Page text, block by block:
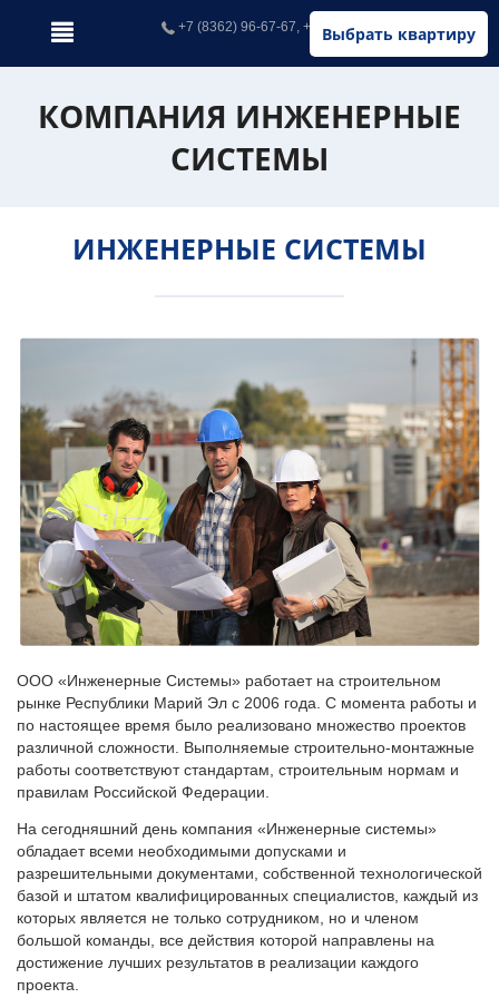
Выбрать квартиру
+7 (8362) 96-67-67, +7 (902) 326-67-67
КОМПАНИЯ ИНЖЕНЕРНЫЕ
СИСТЕМЫ
ИНЖЕНЕРНЫЕ СИСТЕМЫ
ООО «Инженерные Системы» работает на строительном
рынке Республики Марий Эл с 2006 года. С момента работы и
по настоящее время было реализовано множество проектов
различной сложности. Выполняемые строительно-монтажные
работы соответствуют стандартам, строительным нормам и
правилам Российской Федерации.
На сегодняшний день компания «Инженерные системы»
обладает всеми необходимыми допусками и
разрешительными документами, собственной технологической
базой и штатом квалифицированных специалистов, каждый из
которых является не только сотрудником, но и членом
большой команды, все действия которой направлены на
достижение лучших результатов в реализации каждого
проекта.